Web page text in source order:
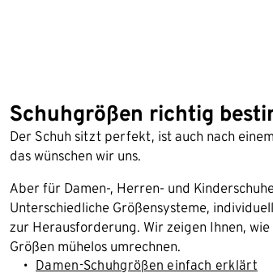
Schuhgrößen richtig
Der Schuh sitzt perfekt, ist auch nach
das wünschen wir uns.
Aber für Damen-, Herren- und
Unterschiedliche Größensysteme,
zur Herausforderung. Wir zeigen Ihnen,
Größen mühelos umrechnen.
Damen-Schuhgrößen einfach erklärt